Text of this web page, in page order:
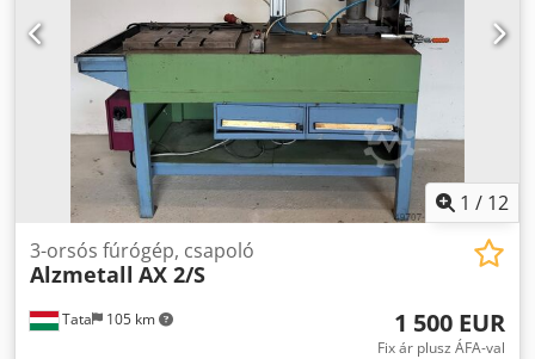
1 / 12
Tata 105 km
3-orsós fúrógép, csapoló
Alzmetall AX 2/S
1 500 EUR
Fix ár plusz ÁFA-val